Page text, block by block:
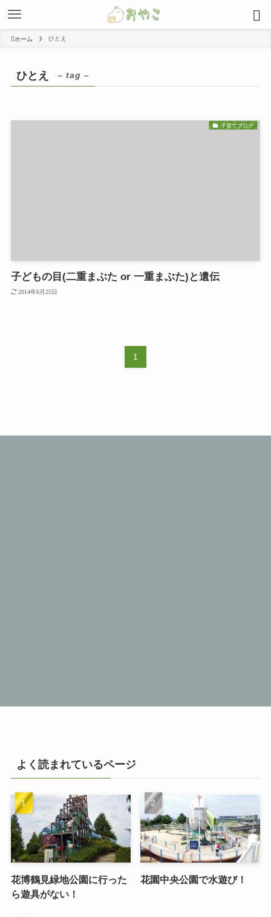
ホーム ひとえ
ひとえ – tag –
子育てブログ
子どもの目(二重まぶた or 一重まぶた)と遺伝
2014年6月25日
1
よく読まれているページ
花博鶴見緑地公園に行った
ら遊具がない！
花園中央公園で水遊び！